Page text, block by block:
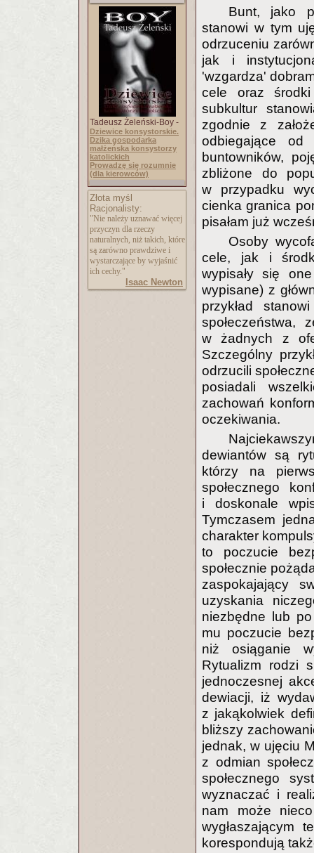
Tadeusz Żeleński-Boy -
Dziewice konsystorskie.
Dzika gospodarka
małżeńska konsystorzy
katolickich
Prowadzę się rozumnie
(dla kierowców)
Złota myśl
Racjonalisty:
"Nie należy uznawać więcej
przyczyn dla rzeczy
naturalnych, niż takich, które
są zarówno prawdziwe i
wystarczające by wyjaśnić
ich cechy."
Isaac Newton
Bunt, jako
stanowi w tym
odrzuceniu
jak i
'wzgardza'
cele oraz środki
subkultur
zgodnie z
odbiegające
buntowników,
zbliżone do
w przypadku
cienka granica
pisałam już
Osoby
cele, jak i
wypisały się
wypisane) z
przykład
społeczeństwa,
w żadnych z
Szczególny
odrzucili
posiadali
zachowań
oczekiwania.
dewiantów są
którzy na
społecznego
i doskonale
Tymczasem
charakter
to poczucie
społecznie
zaspokajający
uzyskania
niezbędne lub
mu poczucie
niż osiąganie
Rytualizm rodzi
jednoczesnej
dewiacji, iż
z jakąkolwiek
bliższy
jednak, w ujęciu
z odmian
społecznego
wyznaczać i
nam może
wygłaszającym
korespondują